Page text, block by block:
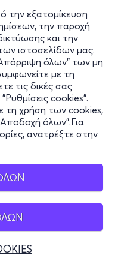
την εξατομίκευση
την παροχή
και την
ιστοσελίδων μας.
όλων" των μη
με τη
τις δικές σας
cookies".
τη χρήση των cookies,
όλων".Για
ανατρέξτε στην
ΤΟ ΧΕΡΙ -
2
Σπουδών -